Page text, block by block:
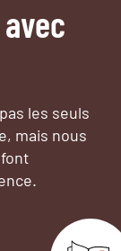
les seuls
mais nous